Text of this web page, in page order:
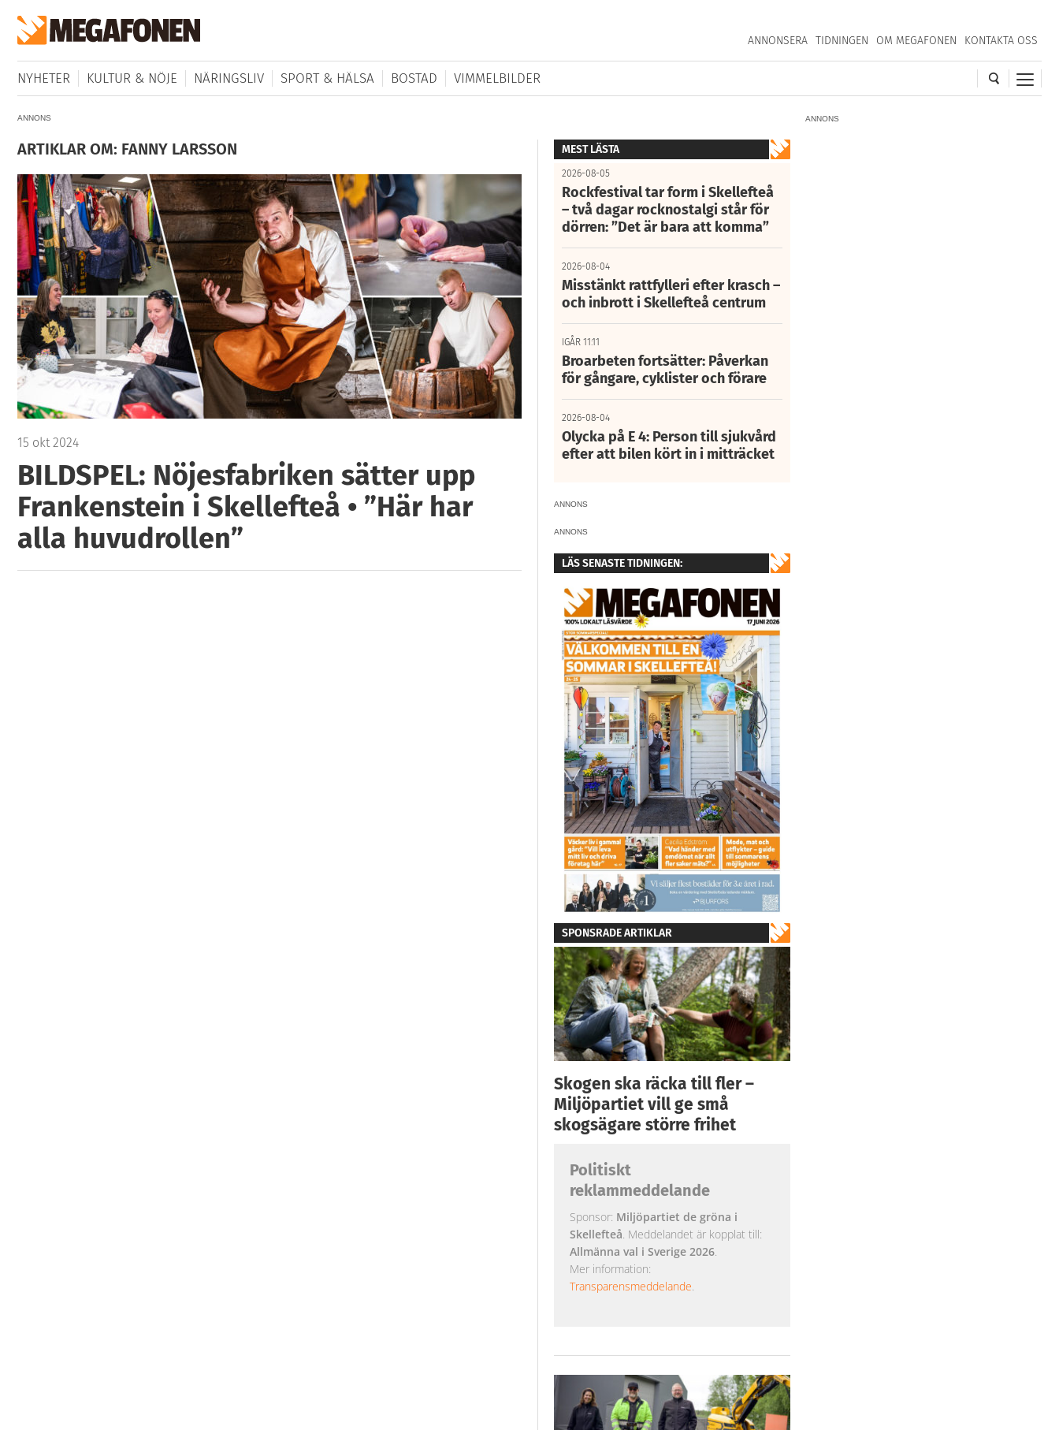
ANNONSERA TIDNINGEN OM MEGAFONEN KONTAKTA OSS
NYHETER KULTUR & NÖJE NÄRINGSLIV SPORT & HÄLSA BOSTAD VIMMELBILDER
ANNONS
ANNONS
ARTIKLAR OM: FANNY LARSSON
15 okt 2024
BILDSPEL: Nöjesfabriken sätter upp
Frankenstein i Skellefteå • ”Här har
alla huvudrollen”
MEST LÄSTA
2026-08-05
Rockfestival tar form i Skellefteå
– två dagar rocknostalgi står för
dörren: ”Det är bara att komma”
2026-08-04
Misstänkt rattfylleri efter krasch –
och inbrott i Skellefteå centrum
IGÅR 11:11
Broarbeten fortsätter: Påverkan
för gångare, cyklister och förare
2026-08-04
Olycka på E 4: Person till sjukvård
efter att bilen kört in i mitträcket
ANNONS
ANNONS
LÄS SENASTE TIDNINGEN:
SPONSRADE ARTIKLAR
Skogen ska räcka till fler –
Miljöpartiet vill ge små
skogsägare större frihet
Politiskt
reklammeddelande
Sponsor: Miljöpartiet de gröna i
Skellefteå. Meddelandet är kopplat till:
Allmänna val i Sverige 2026.
Mer information:
Transparensmeddelande.